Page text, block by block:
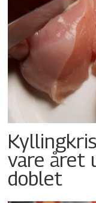
vare året
doblet